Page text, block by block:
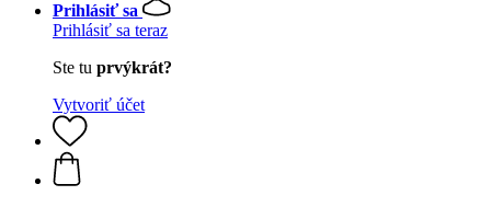
Prihlásiť sa
Prihlásiť sa teraz
Ste tu prvýkrát?
Vytvoriť účet